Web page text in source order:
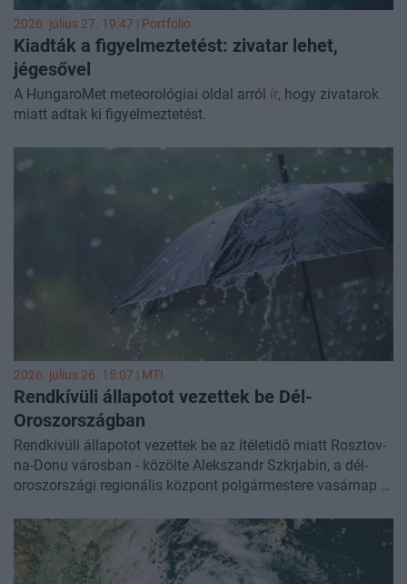
2026. július 27. 19:47 | Portfolio
Kiadták a figyelmeztetést: zivatar lehet,
jégesővel
A HungaroMet meteorológiai oldal arról ír, hogy zivatarok
miatt adtak ki figyelmeztetést.
2026. július 26. 15:07 | MTI
Rendkívüli állapotot vezettek be Dél-
Oroszországban
Rendkívüli állapotot vezettek be az ítéletidő miatt Rosztov-
na-Donu városban - közölte Alekszandr Szkrjabin, a dél-
oroszországi regionális központ polgármestere vasárnap a